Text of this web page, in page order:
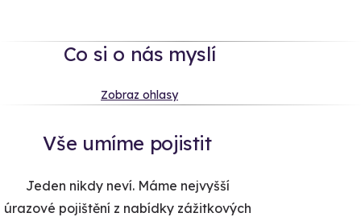
Co si o nás myslí
Zobraz ohlasy
Vše umíme pojistit
Jeden nikdy neví. Máme nejvyšší
úrazové pojištění z nabídky zážitkových